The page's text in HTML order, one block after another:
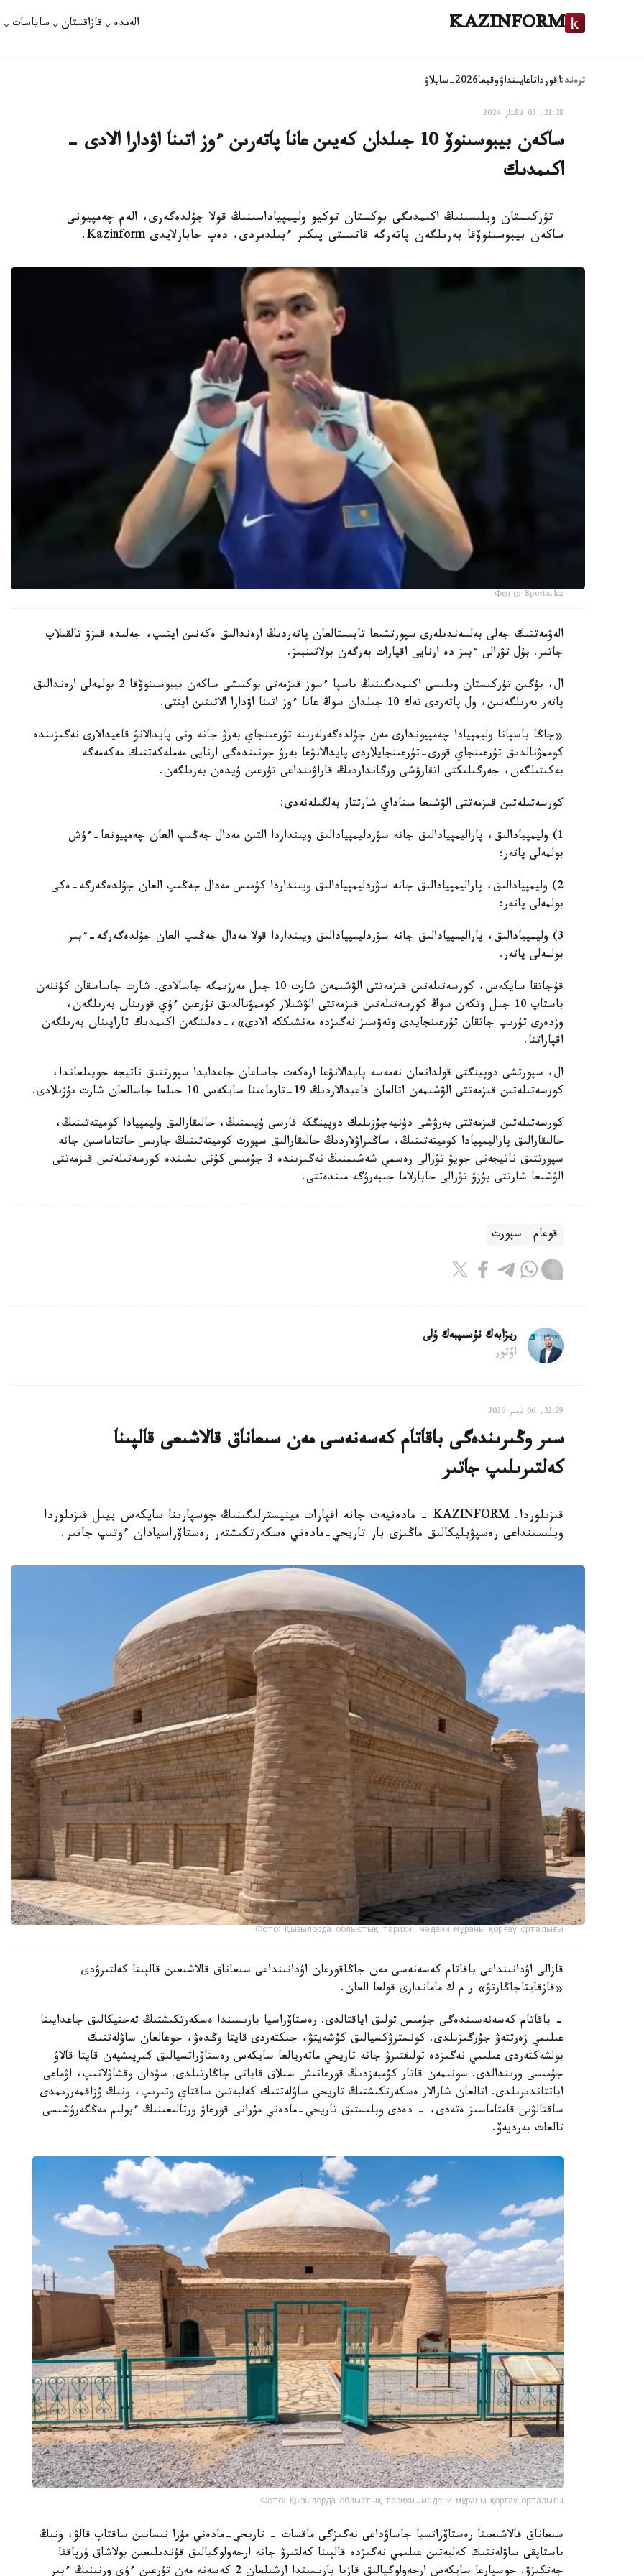
KAZINFORM الەمدە قازاقستان ساياسات
ترەند:اقورداتاعايىنداۋوقيعا2026-سايلاۋ
21:28, 05 قاڭتار 2024
ساكەن بيبوسىنوۆ 10 جىلدان كەيىن عانا پاتەرىن ءوز اتىنا اۋدارا الادى -
اكىمدىك
تۇركىستان وبلىسىنىڭ اكىمدىگى بوكستان توكيو وليمپياداسىنىڭ قولا جۇلدەگەرى، الەم چەمپيونى
ساكەن بيبوسىنوۆقا بەرىلگەن پاتەرگە قاتىستى پىكىر ءبىلدىردى، دەپ حابارلايدى Kazinform.
Фото: Sports.kz
الەۋمەتتىك جەلى بەلسەندىلەرى سپورتشىعا تابىستالعان پاتەردىڭ ارەندالىق ەكەنىن ايتىپ، جەلىدە قىزۋ تالقىلاپ
جاتىر. بۇل تۋرالى ءبىز دە ارنايى اقپارات بەرگەن بولاتىنبىز.
ال، بۇگىن تۇركىستان وبلىسى اكىمدىگىنىڭ باسپا ءسوز قىزمەتى بوكسشى ساكەن بيبوسىنوۆقا 2 بولمەلى ارەندالىق
پاتەر بەرىلگەنىن، ول پاتەردى تەك 10 جىلدان سوڭ عانا ءوز اتىنا اۋدارا الاتىنىن ايتتى.
«جاڭا باسپانا وليمپيادا چەمپيوندارى مەن جۇلدەگەرلەرىنە تۇرعىنجاي بەرۋ جانە ونى پايدالانۋ قاعيدالارى نەگىزىندە
كوممۋنالدىق تۇرعىنجاي قورى-تۇرعىنجايلاردى پايدالانۋعا بەرۋ جونىندەگى ارنايى مەملەكەتتىك مەكەمەگە
بەكىتىلگەن، جەرگىلىكتى اتقارۋشى ورگانداردىڭ قاراۋىنداعى تۇرعىن ۇيدەن بەرىلگەن.
كورسەتىلەتىن قىزمەتتى الۋشىعا مىناداي شارتتار بەلگىلەنەدى:
1) وليمپيادالىق، پاراليمپيادالىق جانە سۋردليمپيادالىق ويىنداردا التىن مەدال جەڭىپ العان چەمپيونعا-ءۇش
بولمەلى پاتەر؛
2) وليمپيادالىق، پاراليمپيادالىق جانە سۋردليمپيادالىق ويىنداردا كۇمىس مەدال جەڭىپ العان جۇلدەگەرگە-ەكى
بولمەلى پاتەر؛
3) وليمپيادالىق، پاراليمپيادالىق جانە سۋردليمپيادالىق ويىنداردا قولا مەدال جەڭىپ العان جۇلدەگەرگە-ءبىر
بولمەلى پاتەر.
قۇجاتقا سايكەس، كورسەتىلەتىن قىزمەتتى الۋشىمەن شارت 10 جىل مەرزىمگە جاسالادى. شارت جاساسقان كۇننەن
باستاپ 10 جىل وتكەن سوڭ كورسەتىلەتىن قىزمەتتى الۋشىلار كوممۋنالدىق تۇرعىن ءۇي قورىنان بەرىلگەن،
وزدەرى تۇرىپ جاتقان تۇرعىنجايدى وتەۋسىز نەگىزدە مەنشىككە الادى»،-دەلىنگەن اكىمدىك تاراپىنان بەرىلگەن
اقپاراتتا.
ال، سپورتشى دوپينگتى قولدانعان نەمەسە پايدالانۋعا ارەكەت جاساعان جاعدايدا سپورتتىق ناتيجە جويىلعاندا،
كورسەتىلەتىن قىزمەتتى الۋشىمەن اتالعان قاعيدالاردىڭ 19-تارماعىنا سايكەس 10 جىلعا جاسالعان شارت بۇزىلادى.
كورسەتىلەتىن قىزمەتتى بەرۋشى دۇنيەجۇزىلىك دوپينگكە قارسى ۇيىمنىڭ، حالىقارالىق وليمپيادا كوميتەتىنىڭ،
حالىقارالىق پاراليمپيادا كوميتەتىنىڭ، ساڭىراۋلاردىڭ حالىقارالىق سپورت كوميتەتىنىڭ جارىس حاتتاماسىن جانە
سپورتتىق ناتيجەنى جويۋ تۋرالى رەسمي شەشىمنىڭ نەگىزىندە 3 جۇمىس كۇنى ىشىندە كورسەتىلەتىن قىزمەتتى
الۋشىعا شارتتى بۇزۋ تۋرالى حابارلاما جىبەرۋگە مىندەتتى.
قوعام سپورت
ريزابەك نۇسىپبەك ۇلى
اۆتور
22:29, 06 تامىز 2026
سىر وڭىرىندەگى باقاتام كەسەنەسى مەن سىعاناق قالاشىعى قالپىنا
كەلتىرىلىپ جاتىر
قىزىلوردا. KAZINFORM - مادەنيەت جانە اقپارات مينيسترلىگىنىڭ جوسپارىنا سايكەس بيىل قىزىلوردا
وبلىسىنداعى رەسپۋبليكالىق ماڭىزى بار تاريحي-مادەني ەسكەرتكىشتەر رەستاۆراسيادان ءوتىپ جاتىر.
Фото: Қызылорда облыстық тарихи-мәдени мұраны қорғау орталығы
قازالى اۋدانىنداعى باقاتام كەسەنەسى مەن جاڭاقورعان اۋدانىنداعى سىعاناق قالاشىعىن قالپىنا كەلتىرۋدى
«قازقايتاجاڭارتۋ» ر م ك ماماندارى قولعا العان.
- باقاتام كەسەنەسىندەگى جۇمىس تولىق اياقتالدى. رەستاۆراسيا بارىسىندا ەسكەرتكىشتىڭ تەحنيكالىق جاعدايىنا
عىلىمي زەرتتەۋ جۇرگىزىلدى. كونسترۋكسيالىق كۇشەيتۋ، جىكتەردى قايتا وڭدەۋ، جوعالعان ساۋلەتتىك
بولشەكتەردى عىلىمي نەگىزدە تولىقتىرۋ جانە تاريحي ماتەريالعا سايكەس رەستاۆراتسيالىق كىرپىشپەن قايتا قالاۋ
جۇمىسى ورىندالدى. سونىمەن قاتار كۇمبەزدىڭ قورعانىش سىلاق قاباتى جاڭارتىلدى. سۋدان وقشاۋلانىپ، اۋماعى
اباتتاندىرىلدى. اتالعان شارالار ەسكەرتكىشتىڭ تاريحي ساۋلەتتىك كەلبەتىن ساقتاي وتىرىپ، ونىڭ ۇزاقمەرزىمدى
ساقتالۋىن قامتاماسىز ەتەدى، - دەدى وبلىستىق تاريحي-مادەني مۇرانى قورعاۋ ورتالىعىنىڭ ءبولىم مەڭگەرۋشىسى
تالعات بەرديەۆ.
Фото: Қызылорда облыстық тарихи-мәдени мұраны қорғау орталығы
سىعاناق قالاشىعىنا رەستاۆراتسيا جاساۋداعى نەگىزگى ماقسات - تاريحي-مادەني مۇرا نىسانىن ساقتاپ قالۋ، ونىڭ
باستاپقى ساۋلەتتىك كەلبەتىن عىلىمي نەگىزدە قالپىنا كەلتىرۋ جانە ارحەولوگيالىق قۇندىلىعىن بولاشاق ۇرپاققا
جەتكىزۋ. جوسپارعا سايكەس ارحەولوگيالىق قازبا بارىسىندا ارشىلعان 2 كەسەنە مەن تۇرعىن ءۇي ورنىنىڭ ءبىر